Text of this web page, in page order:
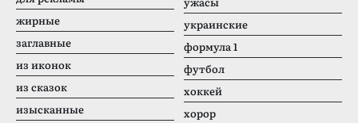
жирные
заглавные
из иконок
из сказок
изысканные
украинские
формула 1
футбол
хоккей
хорор